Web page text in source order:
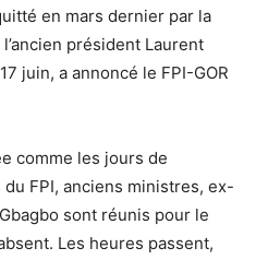
en mars dernier par la
président Laurent
juin, a annoncé le FPI-GOR
comme les jours de
FPI, anciens ministres, ex-
sont réunis pour le
Les heures passent,